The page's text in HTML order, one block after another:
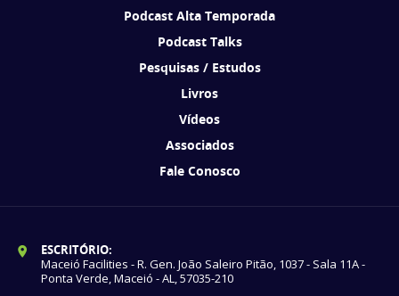
Podcast Alta Temporada
Podcast Talks
Pesquisas / Estudos
Livros
Vídeos
Associados
Fale Conosco
ESCRITÓRIO:
Maceió Facilities - R. Gen. João Saleiro Pitão, 1037 - Sala 11A -
Ponta Verde, Maceió - AL, 57035-210